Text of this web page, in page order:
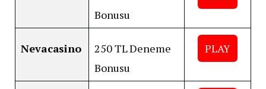
Bonusu
Nevacasino
250 TL Deneme
Bonusu
PLAY